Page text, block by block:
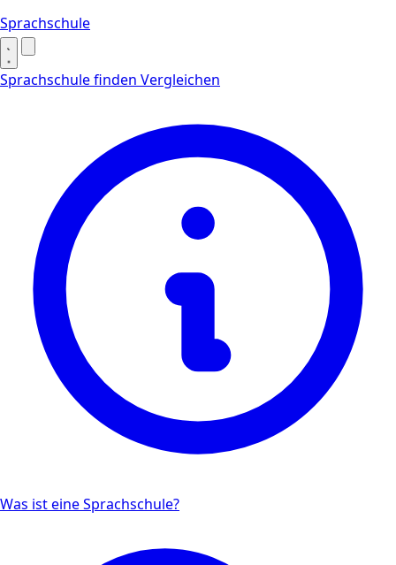
Sprachschule
Sprachschule finden Vergleichen
Was ist eine Sprachschule?